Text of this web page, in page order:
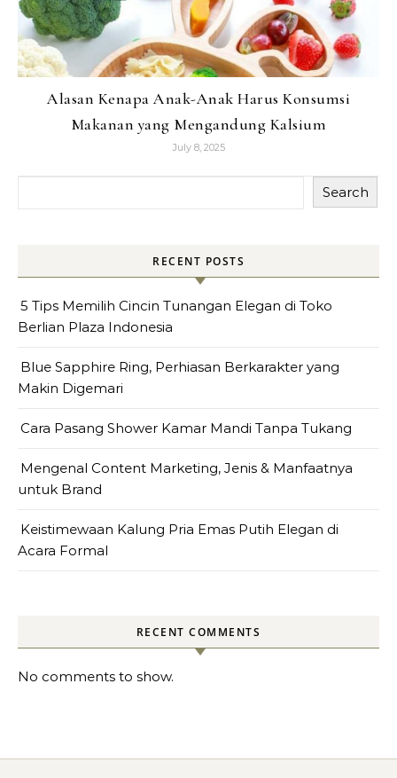
Alasan Kenapa Anak-Anak Harus Konsumsi
Makanan yang Mengandung Kalsium
July 8, 2025
Search
RECENT POSTS
5 Tips Memilih Cincin Tunangan Elegan di Toko
Berlian Plaza Indonesia
Blue Sapphire Ring, Perhiasan Berkarakter yang
Makin Digemari
Cara Pasang Shower Kamar Mandi Tanpa Tukang
Mengenal Content Marketing, Jenis & Manfaatnya
untuk Brand
Keistimewaan Kalung Pria Emas Putih Elegan di
Acara Formal
RECENT COMMENTS
No comments to show.